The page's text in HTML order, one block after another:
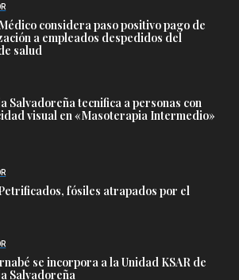
considera paso positivo pago de
a empleados despedidos del
salud
Salvadoreña tecnifica a personas con
visual en «Masoterapia Intermedio»
fósiles atrapados por el
se incorpora a la Unidad KSAR de
Salvadoreña